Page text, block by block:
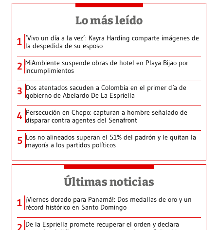
Lo más leído
1 ‘Vivo un día a la vez’: Kayra Harding comparte imágenes de
la despedida de su esposo
2 MiAmbiente suspende obras de hotel en Playa Bijao por
incumplimientos
3 Dos atentados sacuden a Colombia en el primer día de
gobierno de Abelardo De La Espriella
4 Persecución en Chepo: capturan a hombre señalado de
disparar contra agentes del Senafront
5 Los no alineados superan el 51% del padrón y le quitan la
mayoría a los partidos políticos
Últimas noticias
1 ¡Viernes dorado para Panamá!: Dos medallas de oro y un
récord histórico en Santo Domingo
2 De la Espriella promete recuperar el orden y declara